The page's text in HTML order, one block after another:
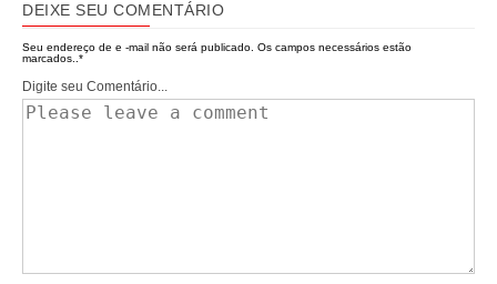
DEIXE SEU COMENTÁRIO
Seu endereço de e -mail não será publicado. Os campos necessários estão
marcados.. *
Digite seu Comentário...